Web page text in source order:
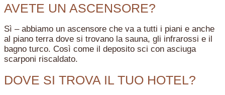
AVETE UN ASCENSORE?
Sì – abbiamo un ascensore che va a tutti i piani e anche
al piano terra dove si trovano la sauna, gli infrarossi e il
bagno turco. Così come il deposito sci con asciuga
scarponi riscaldato.
DOVE SI TROVA IL TUO HOTEL?